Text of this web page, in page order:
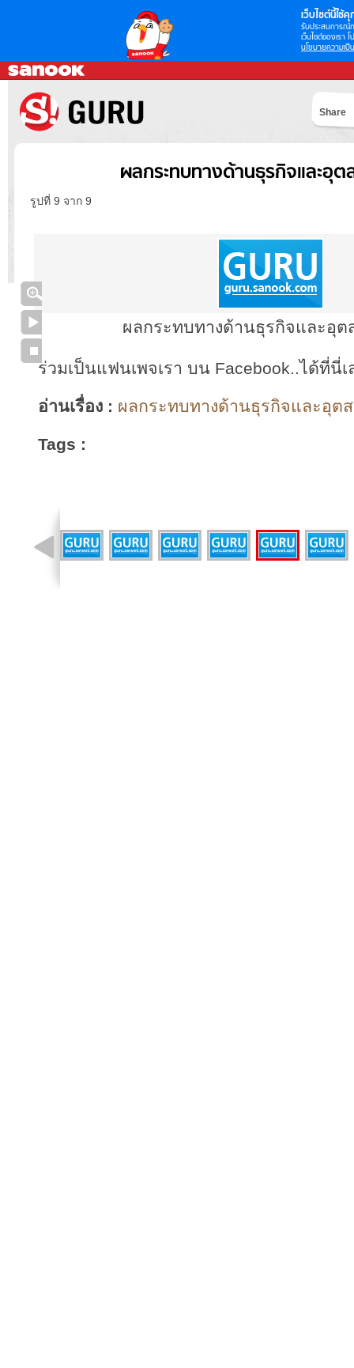
เว็บไซต์นี้ใช้คุ
รับประสบการณ์
เว็บไซต์ของเรา
นโยบายความเป็
Share
ผลกระทบทางด้านธุรกิจและอุต
รูปที่ 9 จาก 9
ผลกระทบทางด้านธุรกิจและอุต
ร่วมเป็นแฟนเพจเรา บน Facebook..ได้ที่นี่เ
อ่านเรื่อง : ผลกระทบทางด้านธุรกิจและอุต
Tags :